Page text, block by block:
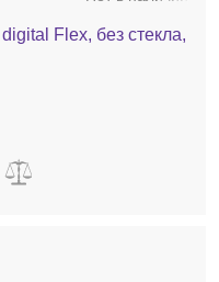
Flex, без стекла,